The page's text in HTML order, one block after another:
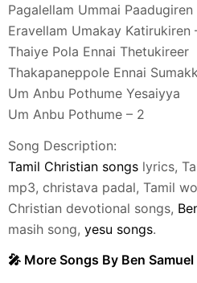
Pagalellam Ummai Paadugiren
Eravellam Umakay Katirukiren
Thaiye Pola Ennai Thetukireer
Thakapaneppole Ennai
Um Anbu Pothume Yesaiyya
Um Anbu Pothume – 2
Song Description:
Tamil Christian songs lyrics,
mp3, christava padal, Tamil
Christian devotional songs,
masih song, yesu songs.
🎤 More Songs By Ben Samuel